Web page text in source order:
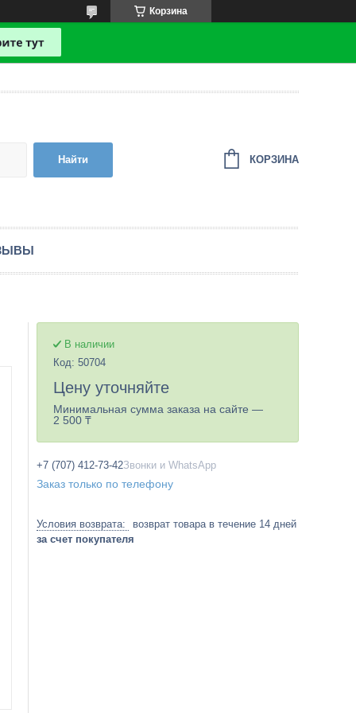
Корзина
Найти КОРЗИНА
В наличии
Код: 50704
Цену уточняйте
Минимальная сумма заказа на сайте —
2 500 ₸
+7 (707) 412-73-42Звонки и WhatsApp
Заказ только по телефону
возврат товара в течение 14 дней
за счет покупателя